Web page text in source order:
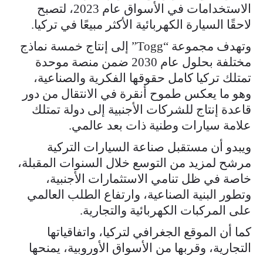
الاستخدامات في الأسواق عام 2023، لتصبح
لاحقًا السيارة الكهربائية الأكثر مبيعًا في تركيا.
وتهدف مجموعة “Togg” إلى إنتاج خمسة نماذج
مختلفة بحلول عام 2030 ضمن منصة موحدة
تمتلك تركيا كامل حقوقها الفكرية والصناعية،
وهو ما يعكس طموح أنقرة في الانتقال من دور
قاعدة إنتاج للشركات الأجنبية إلى دولة تمتلك
علامة سيارات وطنية ذات بعد عالمي.
ويبدو أن مستقبل صناعة السيارات التركية
مرشح لمزيد من التوسع خلال السنوات المقبلة،
خاصة في ظل تنامي الاستثمارات الأجنبية،
وتطور البنية الصناعية، وارتفاع الطلب العالمي
على المركبات الكهربائية والتجارية.
كما أن الموقع الجغرافي لتركيا، واتفاقياتها
التجارية، وقربها من الأسواق الأوروبية، يمنحها